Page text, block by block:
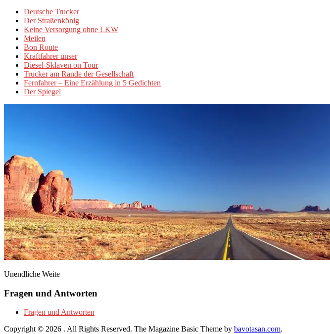
Deutsche Trucker
Der Straßenkönig
Keine Versorgung ohne LKW
Meilen
Bon Route
Kraftfahrer unser
Diesel-Sklaven on Tour
Trucker am Rande der Gesellschaft
Fernfahrer – Eine Erzählung in 5 Gedichten
Der Spiegel
Unendliche Weite
Fragen und Antworten
Fragen und Antworten
Copyright © 2026 . All Rights Reserved. The Magazine Basic Theme by bavotasan.com.